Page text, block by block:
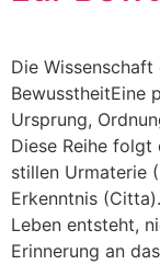
Die
BewusstheitEine
Ursprung,
Diese Reihe
stillen Urmaterie
Erkenntnis
Leben entsteht,
Erinnerung an